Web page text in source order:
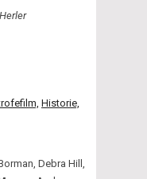
Historie,
Debra Hill,